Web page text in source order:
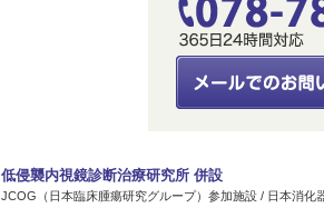
低侵襲内視鏡診断治療研究所 併設
JCOG（日本臨床腫瘍研究グループ）参加施設 / 日本消化